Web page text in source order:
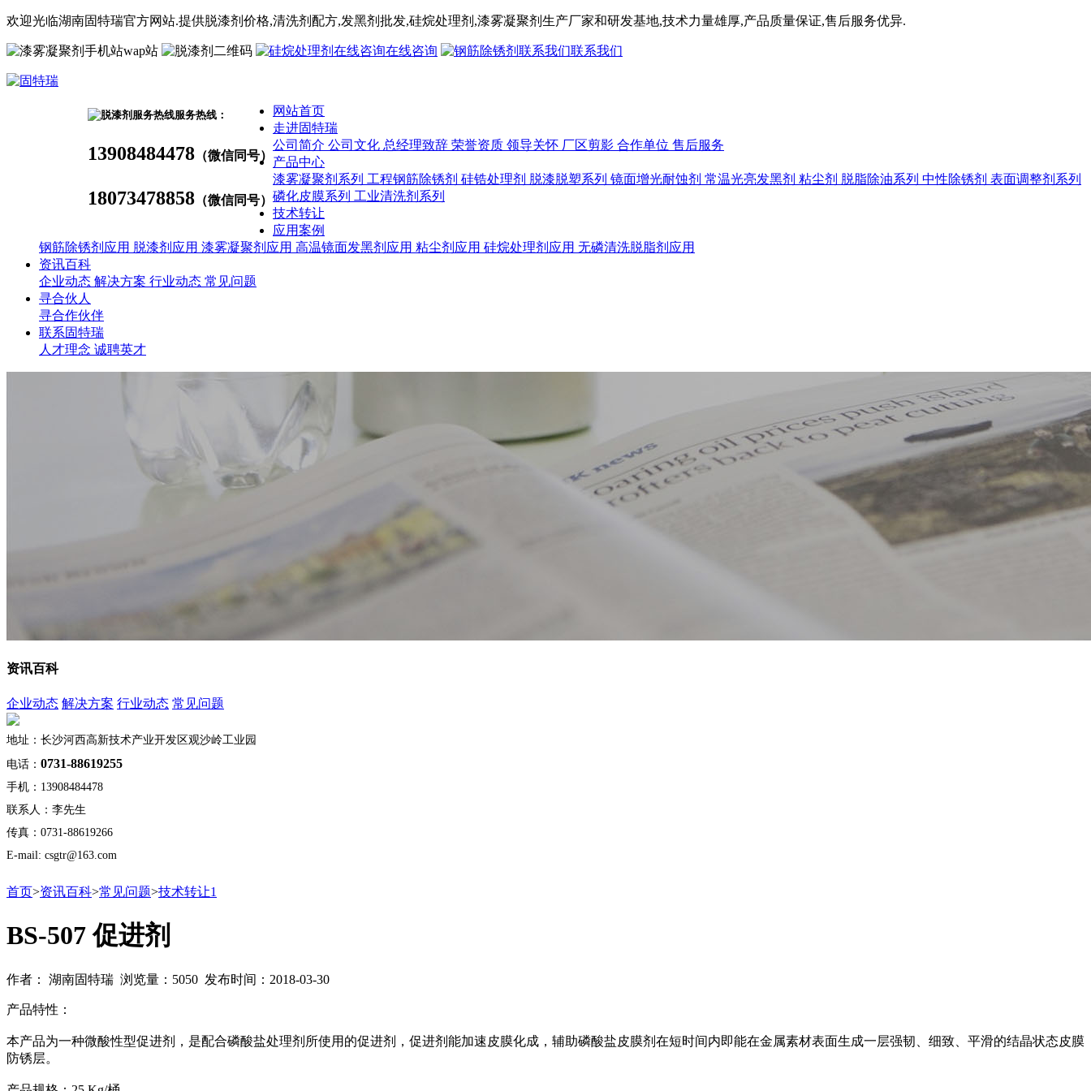
欢迎光临湖南固特瑞官方网站.提供脱漆剂价格,清洗剂 配方,发黑剂 批发,硅烷处理剂 ,漆雾凝聚剂 生产厂家和研发基地,技术力量雄厚,产品质量保证,售后服务优异.
wap站 在线咨询 联系我们
服务热线：
13908484478 （微信同号）
18073478858 （微信同号）
网站首页
走进固特瑞
公司简介 公司文化 总经理致辞 荣誉资质 领导关怀 厂区剪影 合作单位 售后服务
产品中心
漆雾凝聚剂系列 工程钢筋除锈剂 硅锆处理剂 脱漆脱塑系列 镜面增光耐蚀剂 常温光亮发黑剂 粘尘剂 脱脂除油系列 中性除锈剂 表面调整剂系列
磷化皮膜系列 工业清洗剂系列
技术转让
应用案例
钢筋除锈剂应用 脱漆剂应用 漆雾凝聚剂应用 高温镜面发黑剂应用 粘尘剂应用 硅烷处理剂应用 无磷清洗脱脂剂应用
资讯百科
企业动态 解决方案 行业动态 常见问题
寻合伙人
寻合作伙伴
联系固特瑞
人才理念 诚聘英才
资讯百科
企业动态 解决方案 行业动态 常见问题
地址：长沙河西高新技术产业开发区观沙岭工业园
电话： 0731-88619255
手机：13908484478
联系人：李先生
传真：0731-88619266
E-mail: csgtr@163.com
首页>资讯百科>常见问题>技术转让1
BS-507 促进剂
作者： 湖南固特瑞 浏览量：5050 发布时间：2018-03-30
产品特性：
本产品为一种微酸性型促进剂，是配合磷酸盐处理剂所使用的促进剂，促进剂能加速皮膜化成，辅助磷酸盐皮膜剂在短时间内即能在金属素材表面生成一层强韧、细致、平滑的结晶状态皮膜
防锈层。